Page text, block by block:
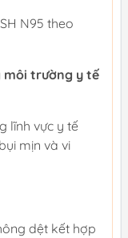
N95 theo
môi trường y tế
lĩnh vực y tế
mịn và vi
dệt kết hợp